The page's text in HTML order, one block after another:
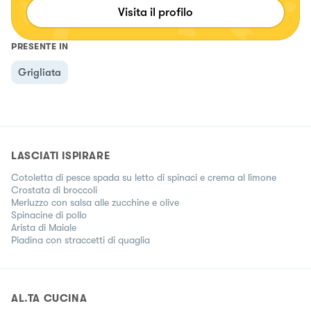
Visita il profilo
PRESENTE IN
Grigliata
LASCIATI ISPIRARE
Cotoletta di pesce spada su letto di spinaci e crema al limone
Crostata di broccoli
Merluzzo con salsa alle zucchine e olive
Spinacine di pollo
Arista di Maiale
Piadina con straccetti di quaglia
AL.TA CUCINA